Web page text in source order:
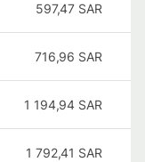
597,47 SAR
716,96 SAR
1 194,94 SAR
1 792,41 SAR